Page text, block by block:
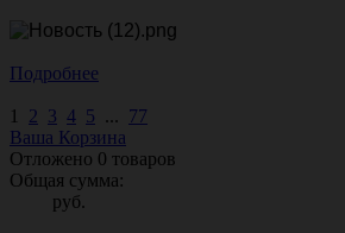
Подробнее
1 2 3 4 5 ... 77
Ваша Корзина
Отложено 0 товаров
Общая сумма:
руб.